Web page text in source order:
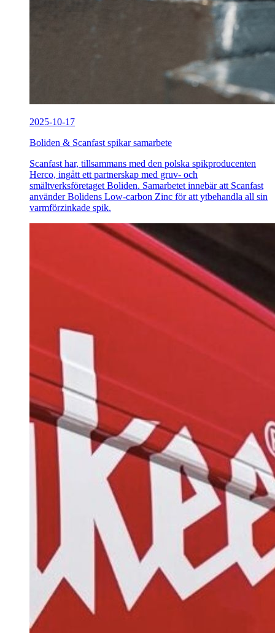
2025-10-17
Boliden & Scanfast spikar samarbete
Scanfast har, tillsammans med den polska spikproducenten
Herco, ingått ett partnerskap med gruv- och
smältverksföretaget Boliden. Samarbetet innebär att Scanfast
använder Bolidens Low-carbon Zinc för att ytbehandla all sin
varmförzinkade spik.